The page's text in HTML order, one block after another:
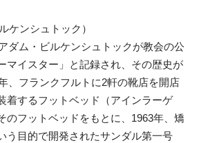
ケンシュトック）
ダム・ビルケンシュトックが教会の公
マイスター」と記録され、その歴史が
、フランクフルトに2軒の靴店を開店
着するフットベッド（アインラーゲ
のフットベッドをもとに、1963年、矯
う目的で開発されたサンダル第一号